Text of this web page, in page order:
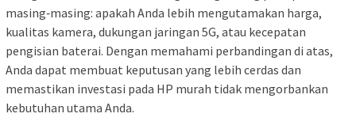
masing‑masing: apakah Anda lebih mengutamakan harga,
kualitas kamera, dukungan jaringan 5G, atau kecepatan
pengisian baterai. Dengan memahami perbandingan di atas,
Anda dapat membuat keputusan yang lebih cerdas dan
memastikan investasi pada HP murah tidak mengorbankan
kebutuhan utama Anda.